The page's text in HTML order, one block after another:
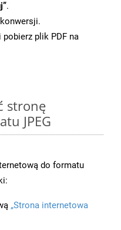
.
plik PDF na
stronę
JPEG
do formatu
„Strona internetowa